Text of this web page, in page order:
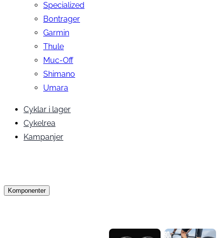
Specialized
Bontrager
Garmin
Thule
Muc-Off
Shimano
Umara
Cyklar i lager
Cykelrea
Kampanjer
Komponenter